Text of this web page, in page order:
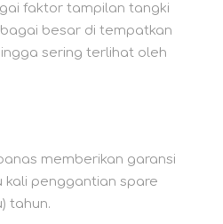
faktor tampilan tangki
besar di tempatkan
sering terlihat oleh
memberikan garansi
kali penggantian spare
tahun.